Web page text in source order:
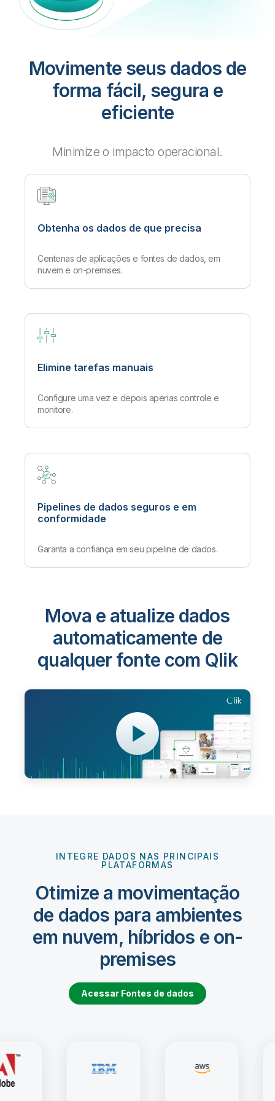
Movimente seus dados de
forma fácil, segura e
eficiente
Minimize o impacto operacional.
Obtenha os dados de que precisa
Centenas de aplicações e fontes de dados, em
nuvem e on-premises.
Elimine tarefas manuais
Configure uma vez e depois apenas controle e
monitore.
Pipelines de dados seguros e em
conformidade
Garanta a confiança em seu pipeline de dados.
Mova e atualize dados
automaticamente de
qualquer fonte com Qlik
INTEGRE DADOS NAS PRINCIPAIS
PLATAFORMAS
Otimize a movimentação
de dados para ambientes
em nuvem, híbridos e on-
premises
Acessar Fontes de dados